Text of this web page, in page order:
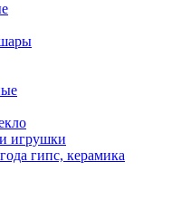
игрушки
гипс, керамика